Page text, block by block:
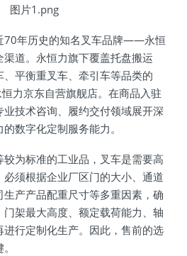
70年历史的知名叉车品牌——永恒
道。永恒力旗下覆盖托盘搬运
平衡重叉车、牵引车等品类的
力京东自营旗舰店。在商品入驻
技术咨询、履约交付领域展开深
数字化定制服务能力。
为标准的工业品，叉车是需要高
须根据企业厂区门的大小、通道
产产品配重尺寸等多重因素，确
架最大高度、额定载荷能力、轴
行定制化生产。因此，售前的选